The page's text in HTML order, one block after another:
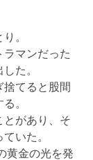
。
マンだった
た。
捨てると股間
。
とがあり、そ
いた。
黄金の光を発